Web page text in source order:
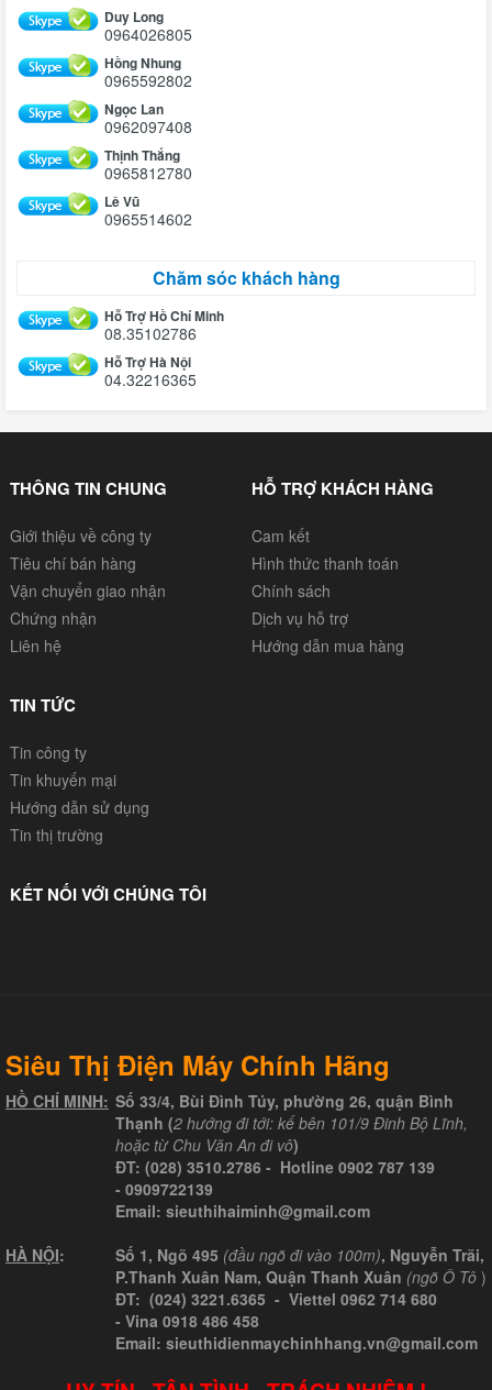
Duy Long
0964026805
Hồng Nhung
0965592802
Ngọc Lan
0962097408
Thịnh Thắng
0965812780
Lê Vũ
0965514602
Chăm sóc khách hàng
Hỗ Trợ Hồ Chí Minh
08.35102786
Hỗ Trợ Hà Nội
04.32216365
THÔNG TIN CHUNG
Giới thiệu về công ty
Tiêu chí bán hàng
Vận chuyển giao nhận
Chứng nhận
Liên hệ
HỖ TRỢ KHÁCH HÀNG
Cam kết
Hình thức thanh toán
Chính sách
Dịch vụ hỗ trợ
Hướng dẫn mua hàng
TIN TỨC
Tin công ty
Tin khuyến mại
Hướng dẫn sử dụng
Tin thị trường
KẾT NỐI VỚI CHÚNG TÔI
Siêu Thị Điện Máy Chính Hãng
HỒ CHÍ MINH: Số 33/4, Bùi Đình Túy, phường 26, quận Bình
Thạnh (2 hướng đi tới: kế bên 101/9 Đinh Bộ Lĩnh,
hoặc từ Chu Văn An đi vô)
ĐT: (028) 3510.2786 - Hotline 0902 787 139
- 0909722139
Email: sieuthihaiminh@gmail.com
HÀ NỘI: Số 1, Ngõ 495 (đầu ngõ đi vào 100m), Nguyễn Trãi,
P.Thanh Xuân Nam, Quận Thanh Xuân (ngõ Ô Tô )
ĐT: (024) 3221.6365 - Viettel 0962 714 680
- Vina 0918 486 458
Email: sieuthidienmaychinhhang.vn@gmail.com